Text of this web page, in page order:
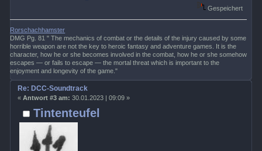
Gespeichert
Rorschachhamster
DMG Pg. 81 " The mechanics of combat or the details of the injury caused by some
horrible weapon are not the key to heroic fantasy and adventure games. It is the
character, how he or she becomes involved in the combat, how he or she somehow
escapes — or fails to escape — the mortal threat which is important to the
enjoyment and longevity of the game."
Tintenteufel
Re: DCC-Soundtrack
« Antwort #3 am: 30.01.2023 | 09:09 »